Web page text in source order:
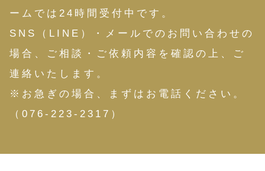
ームでは24時間受付中です。
SNS（LINE）・メールでのお問い合わせの
場合、ご相談・ご依頼内容を確認の上、ご
連絡いたします。
※お急ぎの場合、まずはお電話ください。
（076-223-2317）